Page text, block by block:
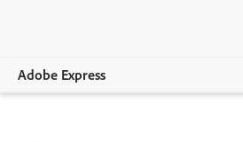
Adobe Express